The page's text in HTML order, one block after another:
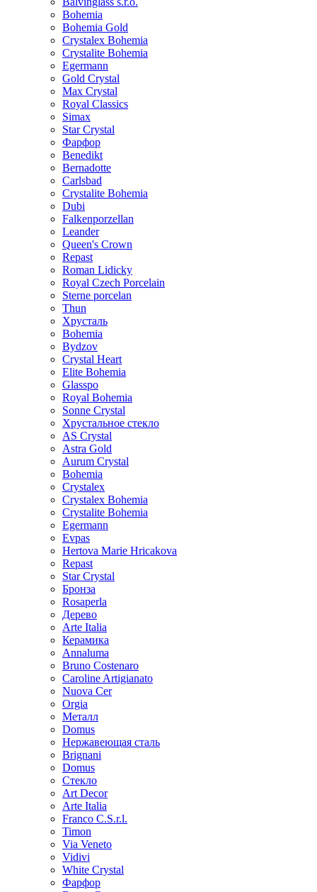
Bohemia
Bohemia Gold
Crystalex Bohemia
Crystalite Bohemia
Egermann
Gold Crystal
Max Crystal
Royal Classics
Simax
Star Crystal
Фарфор
Benedikt
Bernadotte
Carlsbad
Crystalite Bohemia
Dubi
Falkenporzellan
Leander
Queen's Crown
Repast
Roman Lidicky
Royal Czech Porcelain
Sterne porcelan
Thun
Хрусталь
Bohemia
Bydzov
Crystal Heart
Elite Bohemia
Glasspo
Royal Bohemia
Sonne Crystal
Хрустальное стекло
AS Crystal
Astra Gold
Aurum Crystal
Bohemia
Crystalex
Crystalex Bohemia
Crystalite Bohemia
Egermann
Evpas
Hertova Marie Hricakova
Repast
Star Crystal
Бронза
Rosaperla
Дерево
Arte Italia
Керамика
Annaluma
Bruno Costenaro
Caroline Artigianato
Nuova Cer
Orgia
Металл
Domus
Нержавеющая сталь
Brignani
Domus
Стекло
Art Decor
Arte Italia
Franco C.S.r.l.
Timon
Via Veneto
Vidivi
White Crystal
Фарфор